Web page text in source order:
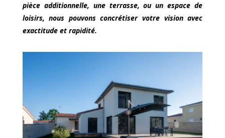
pièce additionnelle, une terrasse, ou un espace de
loisirs, nous pouvons concrétiser votre vision avec
exactitude et rapidité.